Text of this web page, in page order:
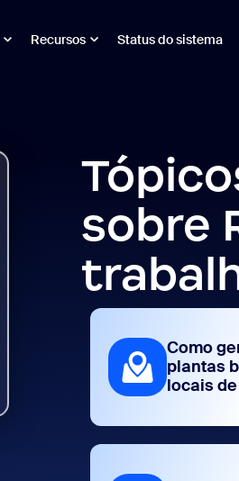
Recursos Status do sistema
sobre
Como
plantas
locais